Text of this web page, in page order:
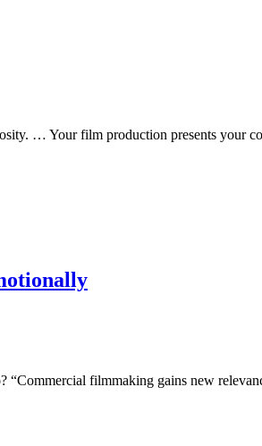
… Your film production presents your
filmmaking gains new